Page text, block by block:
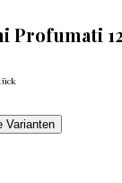
Profumati
Varianten